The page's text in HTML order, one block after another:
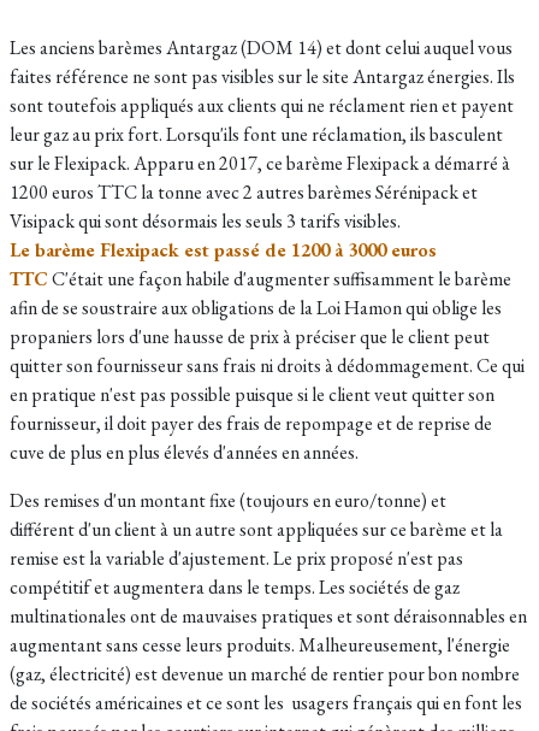
Les anciens barèmes Antargaz(DOM 14) etdont celui auquel vous
faites référence ne sont pas visibles sur le site Antargaz énergies. Ils
sont toutefois appliqués aux clients qui ne réclament rien et payent
leur gaz au prix fort. Lorsqu'ils font une réclamation, ils basculent
sur le Flexipack. Apparu en 2017, cebarème Flexipack a démarré à
1200 euros TTC la tonne avec 2 autres barèmes Sérénipack et
Visipack qui sont désormais les seuls 3 tarifs visibles.
Le barème Flexipack est passé de 1200 à 3000 euros
TTCC'était une façon habile d'augmenter suffisamment le barème
afin de se soustraire aux obligations de la Loi Hamon qui oblige les
propaniers lors d'une hausse de prix à préciser que le client peut
quitter son fournisseur sans frais ni droits à dédommagement. Ce qui
en pratique n'est pas possible puisque si le client veut quitter son
fournisseur, il doit payer des frais de repompage et de reprise de
cuve de plus en plus élevés d'années en années.
Des remises d'un montant fixe (toujours en euro/tonne)et
différentd'un client à un autre sont appliquées sur ce barème et la
remise est la variable d'ajustement. Le prix proposé n'est pas
compétitif et augmentera dans le temps. Les sociétés de gaz
multinationales ont de mauvaises pratiques et sont déraisonnables en
augmentant sans cesse leurs produits. Malheureusement, l'énergie
(gaz, électricité) est devenue un marché de rentier pour bon nombre
de sociétés américaines et ce sont les usagers français qui en font les